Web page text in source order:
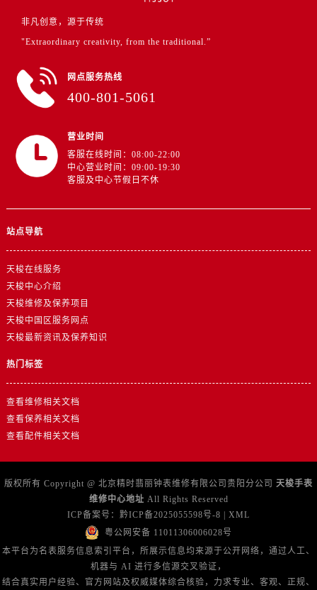
非凡创意，源于传统
"Extraordinary creativity, from the traditional.”
网点服务热线
400-801-5061
营业时间
客服在线时间：08:00-22:00
中心营业时间：09:00-19:30
客服及中心节假日不休
站点导航
天梭在线服务
天梭中心介绍
天梭维修及保养项目
天梭中国区服务网点
天梭最新资讯及保养知识
热门标签
查看维修相关文档
查看保养相关文档
查看配件相关文档
版权所有 Copyright @ 北京精时翡丽钟表维修有限公司贵阳分公司 天梭手表
维修中心地址 All Rights Reserved
ICP备案号： 黔ICP备2025055598号-8
XML
粤公网安备 11011306006028号
本平台为名表服务信息索引平台，所展示信息均来源于公开网络，通过人工、
机器与 AI 进行多信源交叉验证，
结合真实用户经验、官方网站及权威媒体综合核验，力求专业、客观、正规、